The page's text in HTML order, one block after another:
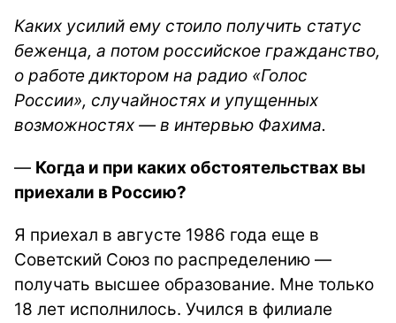
Каких усилий ему стоило получить статус
беженца, а потом российское гражданство,
о работе диктором на радио «Голос
России», случайностях и упущенных
возможностях — в интервью Фахима.
— Когда и при каких обстоятельствах вы
приехали в Россию?
Я приехал в августе 1986 года еще в
Советский Союз по распределению —
получать высшее образование. Мне только
18 лет исполнилось. Учился в филиале